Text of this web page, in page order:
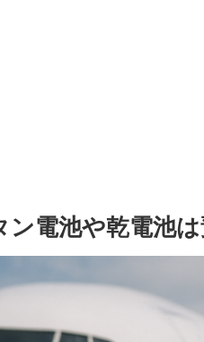
ン電池や乾電池